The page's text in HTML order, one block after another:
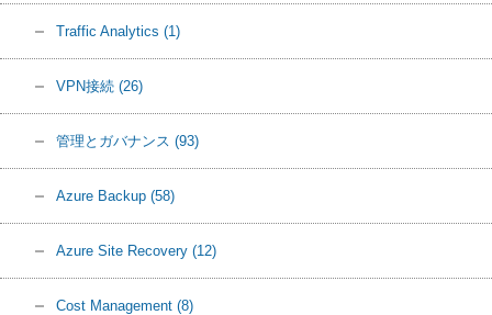
Traffic Analytics (1)
VPN接続 (26)
管理とガバナンス (93)
Azure Backup (58)
Azure Site Recovery (12)
Cost Management (8)